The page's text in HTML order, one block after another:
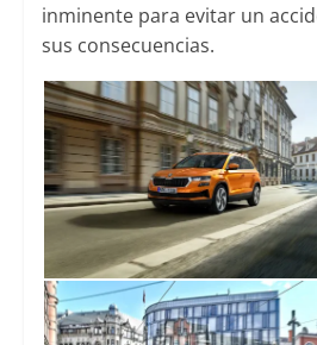
inminente para evitar un
sus consecuencias.